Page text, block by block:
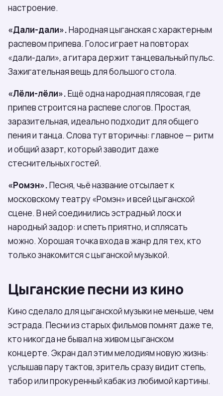
настроение.
«Дали-дали».Народная цыганская с характерным
распевом припева. Голос играет на повторах
«дали-дали», а гитара держит танцевальный пульс.
Зажигательная вещь для большого стола.
«Лёли-лёли».Ещё одна народная плясовая, где
припев строится на распеве слогов. Простая,
заразительная, идеально подходит для общего
пения и танца. Слова тут вторичны: главное — ритм
и общий азарт, который заводит даже
стеснительных гостей.
«Ромэн».Песня, чьё название отсылает к
московскому театру «Ромэн» и всей цыганской
сцене. В ней соединились эстрадный лоск и
народный задор: и спеть приятно, и сплясать
можно. Хорошая точка входа в жанр для тех, кто
только знакомится с цыганской музыкой.
Цыганские песни из кино
Кино сделало для цыганской музыки не меньше, чем
эстрада. Песни из старых фильмов помнят даже те,
кто никогда не бывал на живом цыганском
концерте. Экран дал этим мелодиям новую жизнь:
услышав пару тактов, зритель сразу видит степь,
табор или прокуренный кабак из любимой картины.